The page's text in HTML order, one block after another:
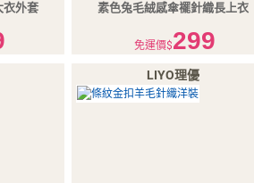
衣外套 素色兔毛絨感傘襬針織長上衣
免運價$299
LIYO理優